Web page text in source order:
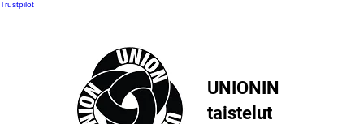
Trustpilot
UNIONIN
taistelut